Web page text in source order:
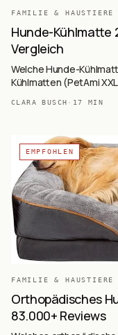
FAMILIE & HAUSTIERE
Hunde-Kühlmatte
Vergleich
Welche Hunde-
Kühlmatten (PetAmi
Dick Premium,
Sommer-Hitze-Schutz
CLARA BUSCH · 17 MIN
EMPFOHLEN
FAMILIE & HAUSTIERE
Orthopädisches
83.000+ Reviews